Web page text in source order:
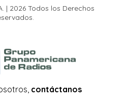
| 2026 Todos los Derechos
contáctanos